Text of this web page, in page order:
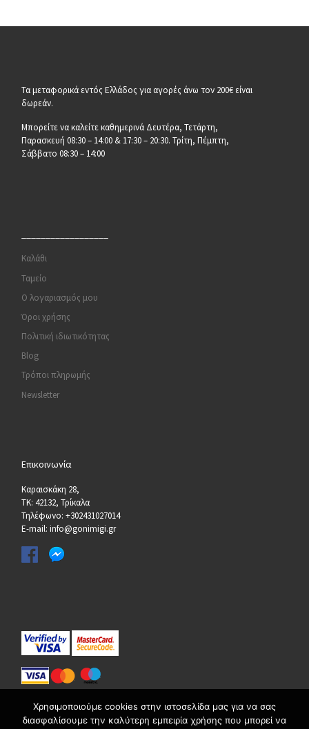
Τα μεταφορικά εντός Ελλάδος για αγορές άνω τον 200€ είναι
δωρεάν.
Μπορείτε να καλείτε καθημερινά Δευτέρα, Τετάρτη,
Παρασκευή 08:30 – 14:00 & 17:30 – 20:30. Τρίτη, Πέμπτη,
Σάββατο 08:30 – 14:00
Καλάθι
Ταμείο
Ο λογαριασμός μου
Όροι χρήσης
Πολιτική ιδιωτικότητας
Blog
Τρόποι πληρωμής
Newsletter
Επικοινωνία
Καραισκάκη 28,
ΤΚ: 42132, Τρίκαλα
Τηλέφωνο: +302431027014
E-mail: info@gonimigi.gr
Χρησιμοποιούμε cookies στην ιστοσελίδα μας για να σας
διασφαλίσουμε την καλύτερη εμπειρία χρήσης που μπορεί να